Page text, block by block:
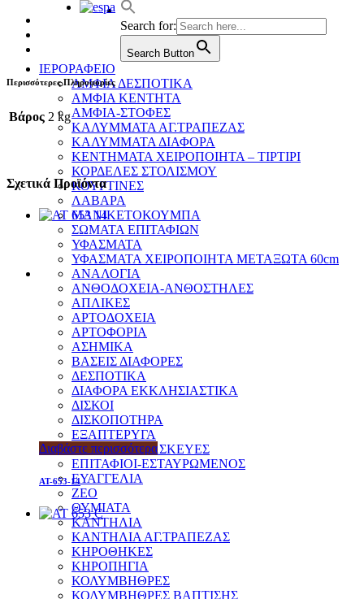
Search for:
Search Button
ΙΕΡΟΡΑΦΕΙΟ
ΑΜΦΙΑ ΔΕΣΠΟΤΙΚΑ
ΑΜΦΙΑ ΚΕΝΤΗΤΑ
ΑΜΦΙΑ-ΣΤΟΦΕΣ
ΚΑΛΥΜΜΑΤΑ ΑΓ.ΤΡΑΠΕΖΑΣ
ΚΑΛΥΜΜΑΤΑ ΔΙΑΦΟΡΑ
ΚΕΝΤΗΜΑΤΑ ΧΕΙΡΟΠΟΙΗΤΑ – ΤΙΡΤΙΡΙ
ΚΟΡΔΕΛΕΣ ΣΤΟΛΙΣΜΟΥ
ΚΟΥΡΤΙΝΕΣ
ΛΑΒΑΡΑ
ΜΑΝΙΚΕΤΟΚΟΥΜΠΑ
ΣΩΜΑΤΑ ΕΠΙΤΑΦΙΩΝ
ΥΦΑΣΜΑΤΑ
ΥΦΑΣΜΑΤΑ ΧΕΙΡΟΠΟΙΗΤΑ ΜΕΤΑΞΩΤΑ 60cm
ΑΝΑΛΟΓΙΑ
ΑΝΘΟΔΟΧΕΙΑ-ΑΝΘΟΣΤΗΛΕΣ
ΑΠΛΙΚΕΣ
ΑΡΤΟΔΟΧΕΙΑ
ΑΡΤΟΦΟΡΙΑ
ΑΣΗΜΙΚΑ
ΒΑΣΕΙΣ ΔΙΑΦΟΡΕΣ
ΔΕΣΠΟΤΙΚΑ
ΔΙΑΦΟΡΑ ΕΚΚΛΗΣΙΑΣΤΙΚΑ
ΔΙΣΚΟΙ
ΔΙΣΚΟΠΟΤΗΡΑ
ΕΞΑΠΤΕΡΥΓΑ
ΕΙΔΙΚΕΣ ΚΑΤΑΣΚΕΥΕΣ
ΕΠΙΤΑΦΙΟΙ-ΕΣΤΑΥΡΩΜΕΝΟΣ
ΕΥΑΓΓΕΛΙΑ
ΖΕΟ
ΘΥΜΙΑΤΑ
ΚΑΝΤΗΛΙΑ
ΚΑΝΤΗΛΙΑ ΑΓ.ΤΡΑΠΕΖΑΣ
ΚΗΡΟΘΗΚΕΣ
ΚΗΡΟΠΗΓΙΑ
ΚΟΛΥΜΒΗΘΡΕΣ
ΚΟΛΥΜΒΗΘΡΕΣ ΒΑΠΤΙΣΗΣ
Περισσότερες Πληροφορίες
Βάρος 2 kg
Σχετικά Προϊόντα
Διαβάστε περισσότερα
AT-653-14